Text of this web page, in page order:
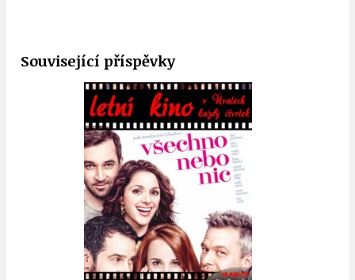
Související příspěvky